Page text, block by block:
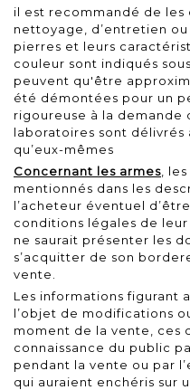
il est recommandé de
nettoyage, d’entretien
pierres et leurs
couleur sont indiqués
peuvent qu'être
été démontées pour un
rigoureuse à la demande
laboratoires sont
qu’eux-mêmes
Concernant les armes ,
mentionnés dans les
l’acheteur éventuel
conditions légales de
ne saurait présenter les
s’acquitter de son
vente.
Les informations figurant
l’objet de modifications
moment de la vente, ces
connaissance du public
pendant la vente ou par
qui auraient enchéris sur